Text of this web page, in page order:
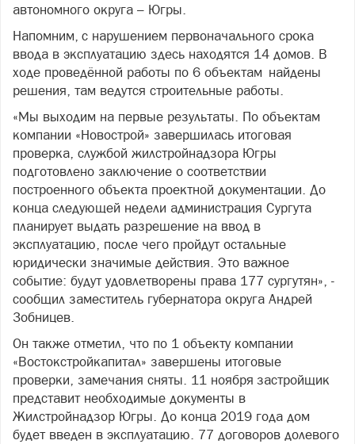
автономного округа – Югры.
Напомним, с нарушением первоначального срока
ввода в эксплуатацию здесь находятся 14 домов. В
ходе проведённой работы по 6 объектам найдены
решения, там ведутся строительные работы.
«Мы выходим на первые результаты. По объектам
компании «Новострой» завершилась итоговая
проверка, службой жилстройнадзора Югры
подготовлено заключение о соответствии
построенного объекта проектной документации. До
конца следующей недели администрация Сургута
планирует выдать разрешение на ввод в
эксплуатацию, после чего пройдут остальные
юридически значимые действия. Это важное
событие: будут удовлетворены права 177 сургутян», -
сообщил заместитель губернатора округа Андрей
Зобницев.
Он также отметил, что по 1 объекту компании
«Востокстройкапитал» завершены итоговые
проверки, замечания сняты. 11 ноября застройщик
представит необходимые документы в
Жилстройнадзор Югры. До конца 2019 года дом
будет введен в эксплуатацию. 77 договоров долевого